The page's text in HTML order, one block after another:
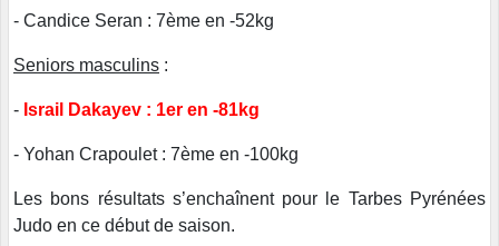
- Candice Seran : 7ème en -52kg
Seniors masculins :
- Israil Dakayev : 1er en -81kg
- Yohan Crapoulet : 7ème en -100kg
Les bons résultats s’enchaînent pour le Tarbes Pyrénées
Judo en ce début de saison.